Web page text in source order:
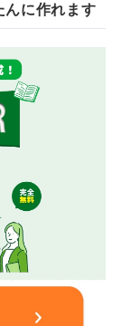
んに作れます